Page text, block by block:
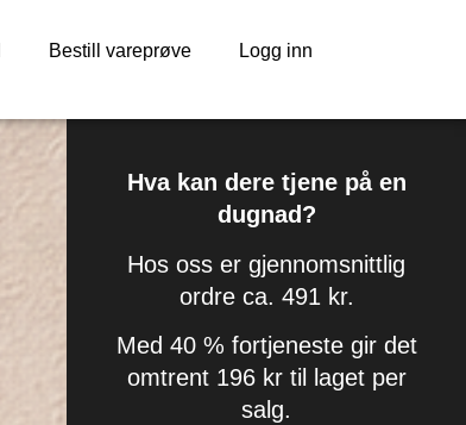
Bestill vareprøve Logg inn
Hva kan dere tjene på en
dugnad?
Hos oss er gjennomsnittlig
ordre ca. 491 kr.
Med 40 % fortjenestegir det
omtrent 196 kr til laget per
salg.